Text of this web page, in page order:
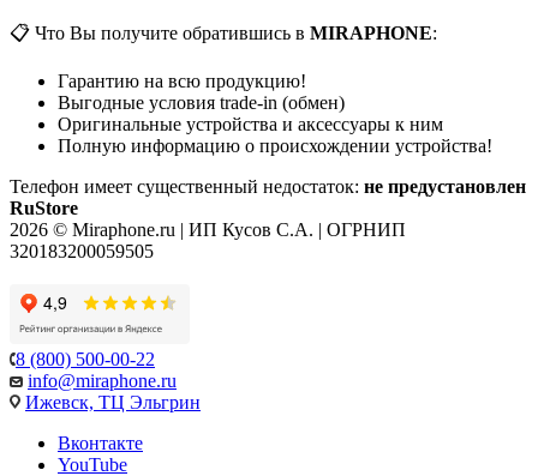
📋 Что Вы получите обратившись в MIRAPHONE:
Гарантию на всю продукцию!
Выгодные условия trade-in (обмен)
Оригинальные устройства и аксессуары к ним
Полную информацию о происхождении устройства!
Телефон имеет существенный недостаток: не предустановлен
RuStore
2026 © Miraphone.ru | ИП Кусов С.А. | ОГРНИП
320183200059505
8 (800) 500-00-22
info@miraphone.ru
Ижевск, ТЦ Эльгрин
Вконтакте
YouTube